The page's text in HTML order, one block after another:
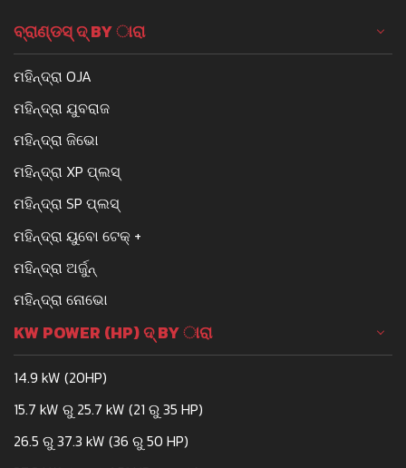
ବ୍ରାଣ୍ଡସ୍ ଦ୍ BY ାରା
ମହିନ୍ଦ୍ରା OJA
ମହିନ୍ଦ୍ରା ଯୁବରାଜ
ମହିନ୍ଦ୍ରା ଜିଭୋ
ମହିନ୍ଦ୍ରା XP ପ୍ଲସ୍
ମହିନ୍ଦ୍ରା SP ପ୍ଲସ୍
ମହିନ୍ଦ୍ରା ୟୁବୋ ଟେକ୍ +
ମହିନ୍ଦ୍ରା ଅର୍ଜୁନ୍
ମହିନ୍ଦ୍ରା ନୋଭୋ
KW POWER (HP) ଦ୍ BY ାରା
14.9 kW (20HP)
15.7 kW ରୁ 25.7 kW (21 ରୁ 35 HP)
26.5 ରୁ 37.3 kW (36 ରୁ 50 HP)